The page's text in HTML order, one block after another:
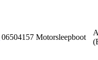
06504157 Motorsleepboot